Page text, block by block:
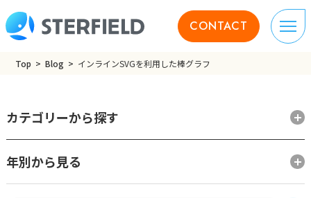
CONTACT
Top Blog インラインSVGを利用した棒グラフ
カテゴリーから探す
年別から見る